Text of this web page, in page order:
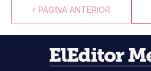
‹ PÁGINA ANTERIOR